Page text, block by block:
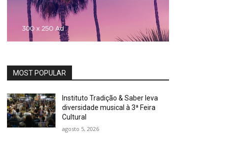
MOST POPULAR
Instituto Tradição & Saber leva
diversidade musical à 3ª Feira
Cultural
agosto 5, 2026